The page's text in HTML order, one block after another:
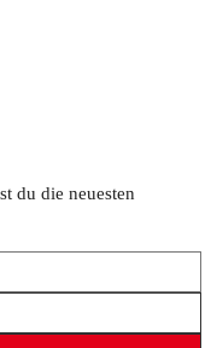
du die neuesten